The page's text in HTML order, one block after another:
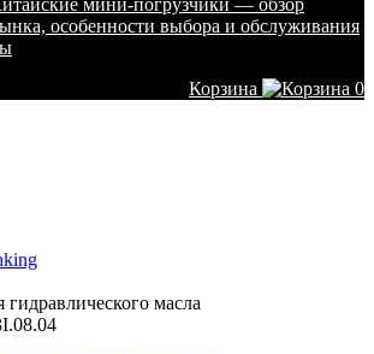
мини-погрузчики — обзор
особенности выбора и обслуживания
Корзина
0
гидравлического масла